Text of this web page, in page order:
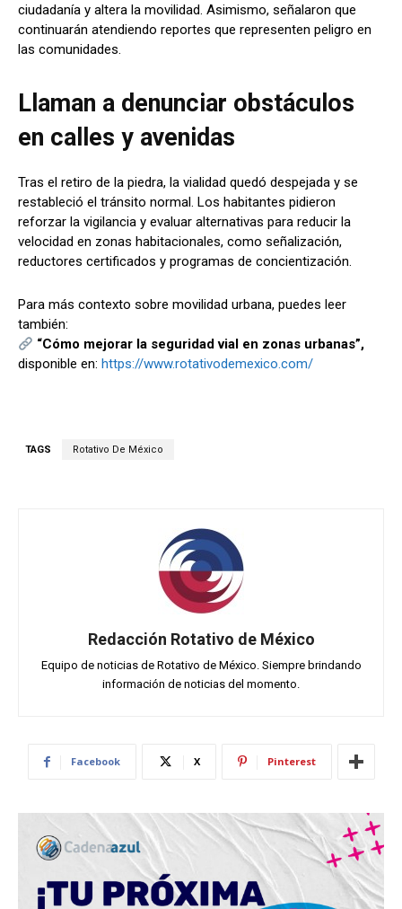
ciudadanía y altera la movilidad. Asimismo, señalaron que
continuarán atendiendo reportes que representen peligro en
las comunidades.
Llaman a denunciar obstáculos
en calles y avenidas
Tras el retiro de la piedra, la vialidad quedó despejada y se
restableció el tránsito normal. Los habitantes pidieron
reforzar la vigilancia y evaluar alternativas para reducir la
velocidad en zonas habitacionales, como señalización,
reductores certificados y programas de concientización.
Para más contexto sobre movilidad urbana, puedes leer
también:
“Cómo mejorar la seguridad vial en zonas urbanas”,
disponible en: https://www.rotativodemexico.com/
TAGS Rotativo De México
Redacción Rotativo de México
Equipo de noticias de Rotativo de México. Siempre brindando
información de noticias del momento.
Facebook X Pinterest